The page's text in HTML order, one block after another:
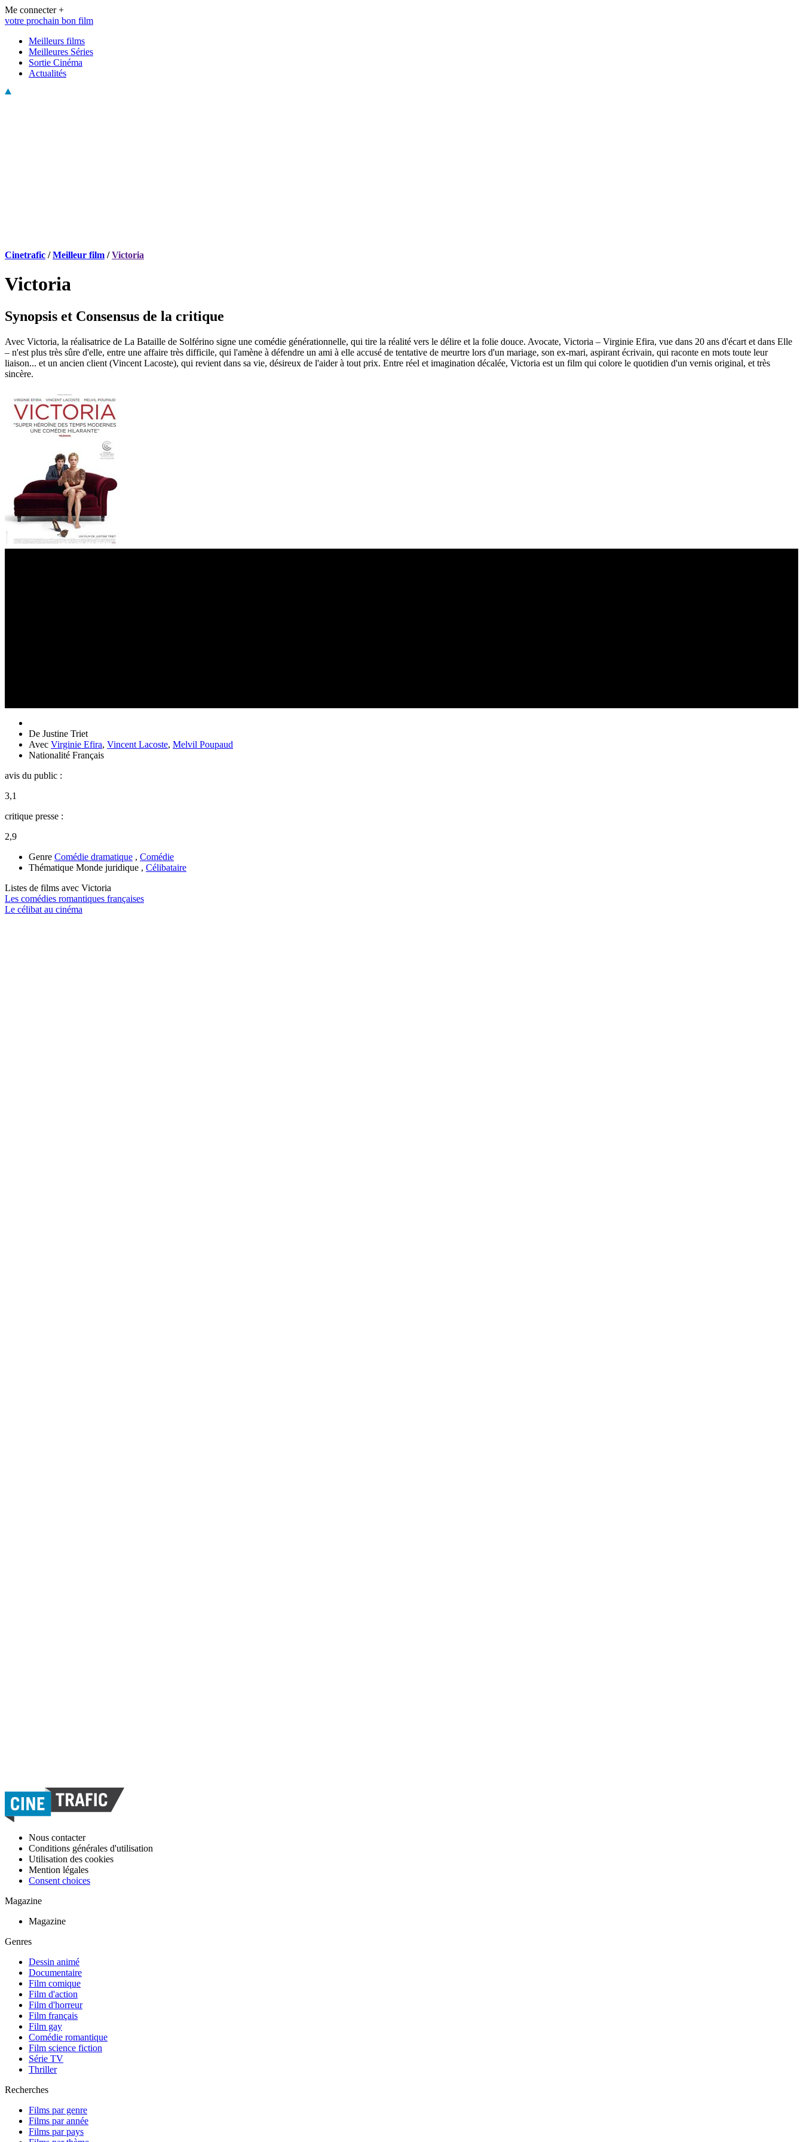
Me connecter +
votre prochain bon film
Meilleurs films
Meilleures Séries
Sortie Cinéma
Actualités
Cinetrafic /Meilleur film /Victoria
Victoria
Synopsis et Consensus de la critique
Avec Victoria, la réalisatrice de La Bataille de Solférino signe une comédie générationnelle, qui tire la réalité vers le délire et la folie douce. Avocate, Victoria – Virginie Efira, vue dans 20 ans d'écart et dans Elle
– n'est plus très sûre d'elle, entre une affaire très difficile, qui l'amène à défendre un ami à elle accusé de tentative de meurtre lors d'un mariage, son ex-mari, aspirant écrivain, qui raconte en mots toute leur
liaison... et un ancien client (Vincent Lacoste), qui revient dans sa vie, désireux de l'aider à tout prix. Entre réel et imagination décalée, Victoria est un film qui colore le quotidien d'un vernis original, et très
sincère.
De Justine Triet
Avec Virginie Efira, Vincent Lacoste, Melvil Poupaud
Nationalité Français
avis du public :
3,1
critique presse :
2,9
Genre Comédie dramatique , Comédie
Thématique Monde juridique , Célibataire
Listes de films avec Victoria
Les comédies romantiques françaises
Le célibat au cinéma
Nous contacter
Conditions générales d'utilisation
Utilisation des cookies
Mention légales
Consent choices
Magazine
Magazine
Genres
Dessin animé
Documentaire
Film comique
Film d'action
Film d'horreur
Film français
Film gay
Comédie romantique
Film science fiction
Série TV
Thriller
Recherches
Films par genre
Films par année
Films par pays